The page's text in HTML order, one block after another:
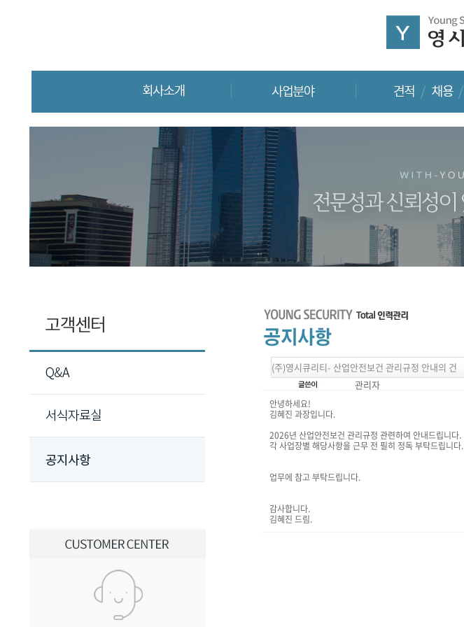
(주)영시큐리티- 산업안전보건 관리규정 안내의 건
관리자
안녕하세요!
김혜진 과장입니다.
2026년 산업안전보건 관리규정 관련하여 안내드립니다.
각 사업장별 해당사항을 근무 전 필히 정독 부탁드립니다.
업무에 참고 부탁드립니다.
감사합니다.
김혜진 드림.